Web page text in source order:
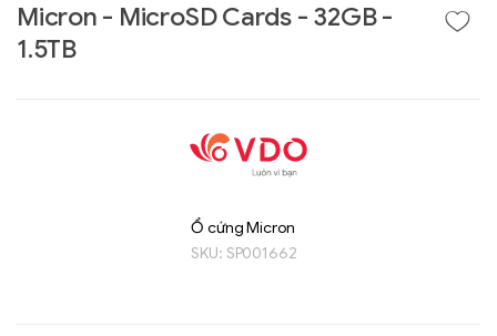
Micron - MicroSD Cards - 32GB -
1.5TB
Ổ cứng Micron
SKU: SP001662